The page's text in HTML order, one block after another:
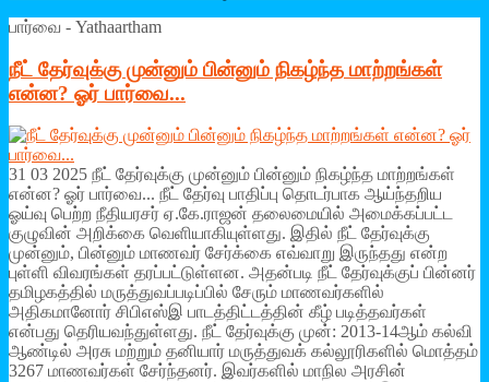
பார்வை - Yathaartham
நீட் தேர்வுக்கு முன்னும் பின்னும் நிகழ்ந்த மாற்றங்கள்
என்ன? ஓர் பார்வை...
31 03 2025 நீட் தேர்வுக்கு முன்னும் பின்னும் நிகழ்ந்த மாற்றங்கள்
என்ன? ஓர் பார்வை... நீட் தேர்வு பாதிப்பு தொடர்பாக ஆய்ந்தறிய
ஓய்வு பெற்ற நீதியரசர் ஏ.கே.ராஜன் தலைமையில் அமைக்கப்பட்ட
குழுவின் அறிக்கை வெளியாகியுள்ளது. இதில் நீட் தேர்வுக்கு
முன்னும், பின்னும் மாணவர் சேர்க்கை எவ்வாறு இருந்தது என்ற
புள்ளி விவரங்கள் தரப்பட்டுள்ளன. அதன்படி நீட் தேர்வுக்குப் பின்னர்
தமிழகத்தில் மருத்துவப்படிப்பில் சேரும் மாணவர்களில்
அதிகமானோர் சிபிஎஸ்இ பாடத்திட்டத்தின் கீழ் படித்தவர்கள்
என்பது தெரியவந்துள்ளது. நீட் தேர்வுக்கு முன்: 2013-14ஆம் கல்வி
ஆண்டில் அரசு மற்றும் தனியார் மருத்துவக் கல்லூரிகளில் மொத்தம்
3267 மாணவர்கள் சேர்ந்தனர். இவர்களில் மாநில அரசின்